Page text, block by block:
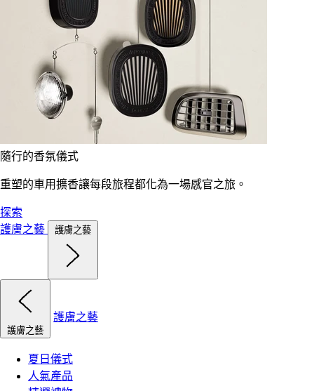
隨行的香氛儀式
重塑的車用擴香讓每段旅程都化為一場感官之旅。
探索
護膚之藝
護膚之藝
護膚之藝
護膚之藝
夏日儀式
人氣產品